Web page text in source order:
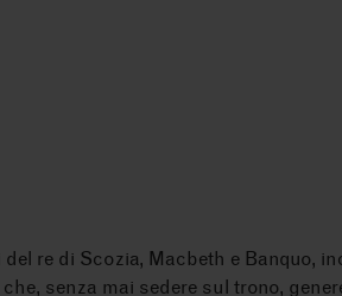
re di Scozia, Macbeth e Banquo,
senza mai sedere sul trono,